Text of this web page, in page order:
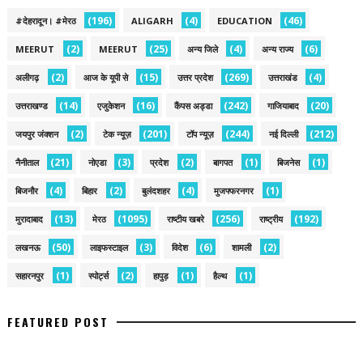
#देहरादून। #मेरठ (196) ALIGARH (4) EDUCATION (46)
MEERUT (2) MEERUT (25) अन्य जिले (4) अन्य राज्य (6)
अलीगढ़ (2) आज के यूपी से (15) उत्तर प्रदेश (269) उत्तराखंड (4)
उत्तराखण्ड (14) एजुकेशन (16) कैंपस अड्डा (242) गाजियाबाद (20)
जयपुर जंक्शन (2) टेक न्यूज़ (201) टॉप न्यूज़ (244) नई द‍िल्ली (212)
नैनीताल (21) नोएडा (3) प्रदेश (2) बागपत (1) बिजनेस (1)
बिजनौर (4) बिहार (2) बुलंदशहर (4) मुजफ्फरनगर (1)
मुरादाबाद (13) मेरठ (1095) राष्टीय खबरे (256) राष्ट्रीय (192)
लखनऊ (50) लाइफस्टाइल (3) विदेश (6) शामली (2)
सहारनपुर (1) स्पोर्ट्स (2) हापुड़ (1) हैल्थ (1)
FEATURED POST